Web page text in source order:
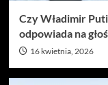
Czy Władimir
odpowiada na
16 kwietnia, 2026